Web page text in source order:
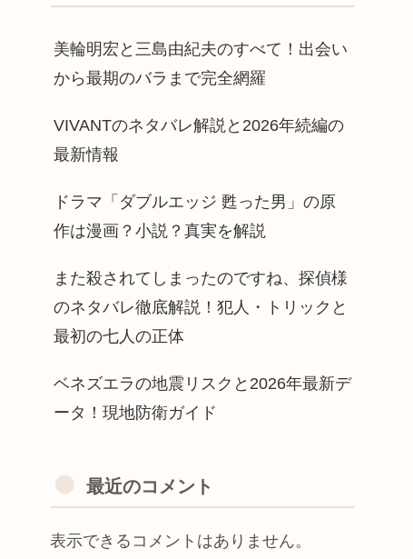
美輪明宏と三島由紀夫のすべて！出会い
から最期のバラまで完全網羅
VIVANTのネタバレ解説と2026年続編の
最新情報
ドラマ「ダブルエッジ 甦った男」の原
作は漫画？小説？真実を解説
また殺されてしまったのですね、探偵様
のネタバレ徹底解説！犯人・トリックと
最初の七人の正体
ベネズエラの地震リスクと2026年最新デ
ータ！現地防衛ガイド
最近のコメント
表示できるコメントはありません。